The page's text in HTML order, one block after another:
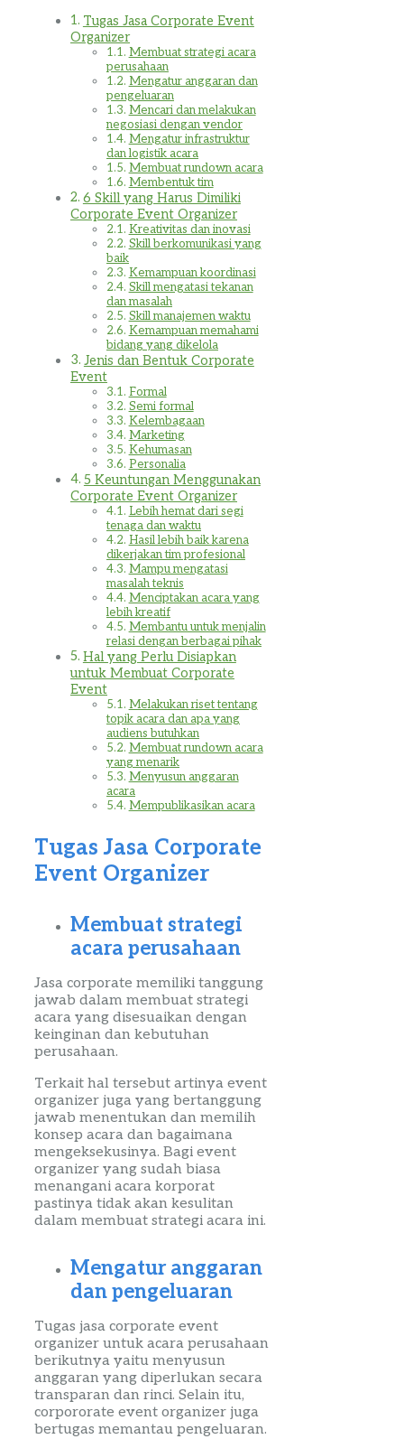
Tugas Jasa Corporate Event
Organizer
Membuat strategi acara
perusahaan
Mengatur anggaran dan
pengeluaran
Mencari dan melakukan
negosiasi dengan vendor
Mengatur infrastruktur
dan logistik acara
Membuat rundown acara
Membentuk tim
6 Skill yang Harus Dimiliki
Corporate Event Organizer
Kreativitas dan inovasi
Skill berkomunikasi yang
baik
Kemampuan koordinasi
Skill mengatasi tekanan
dan masalah
Skill manajemen waktu
Kemampuan memahami
bidang yang dikelola
Jenis dan Bentuk Corporate
Event
Formal
Semi formal
Kelembagaan
Marketing
Kehumasan
Personalia
5 Keuntungan Menggunakan
Corporate Event Organizer
Lebih hemat dari segi
tenaga dan waktu
Hasil lebih baik karena
dikerjakan tim profesional
Mampu mengatasi
masalah teknis
Menciptakan acara yang
lebih kreatif
Membantu untuk menjalin
relasi dengan berbagai pihak
Hal yang Perlu Disiapkan
untuk Membuat Corporate
Event
Melakukan riset tentang
topik acara dan apa yang
audiens butuhkan
Membuat rundown acara
yang menarik
Menyusun anggaran
acara
Mempublikasikan acara
Tugas Jasa Corporate
Event Organizer
Membuat strategi
acara perusahaan
Jasa corporate memiliki tanggung
jawab dalam membuat strategi
acara yang disesuaikan dengan
keinginan dan kebutuhan
perusahaan.
Terkait hal tersebut artinya event
organizer juga yang bertanggung
jawab menentukan dan memilih
konsep acara dan bagaimana
mengeksekusinya. Bagi event
organizer yang sudah biasa
menangani acara korporat
pastinya tidak akan kesulitan
dalam membuat strategi acara ini.
Mengaturanggaran
dan pengeluaran
Tugas jasa corporate event
organizer untuk acara perusahaan
berikutnya yaitu menyusun
anggaran yang diperlukan secara
transparan dan rinci. Selain itu,
corpororate event organizer juga
bertugas memantau pengeluaran.